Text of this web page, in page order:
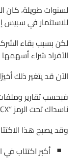
لسنوات طويلة، كان
للاستثمار في
لكن بسبب بقاء
الأفراد شراء
الآن قد يتغير ذلك
فبحسب تقارير
ناسداك تحت الرمز “SPCX”.
وقد يصبح هذا
أكبر اكتتاب في